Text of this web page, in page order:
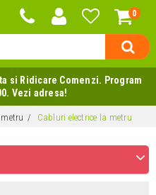
0
si Ridicare Comenzi. Program
Vezi adresa!
Cabluri electrice la metru